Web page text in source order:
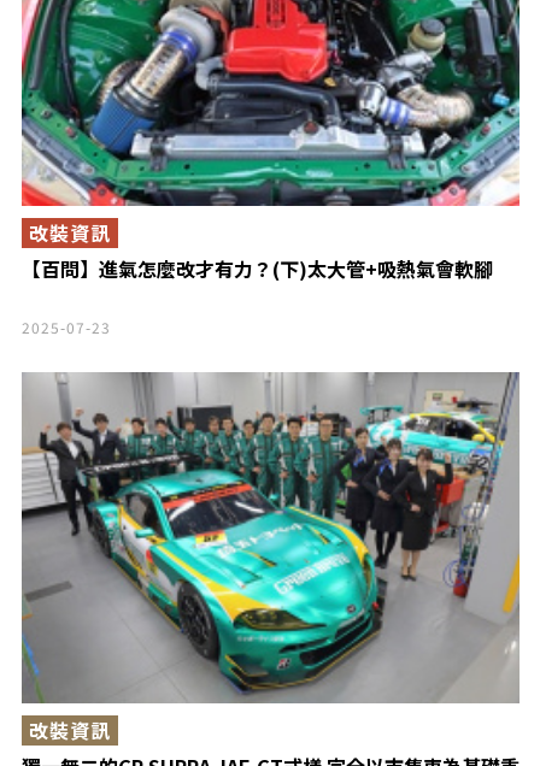
【百問】進氣怎麼改才有力？(下)太大管+吸熱氣會軟腳
改裝資訊
2025-07-23
改裝資訊